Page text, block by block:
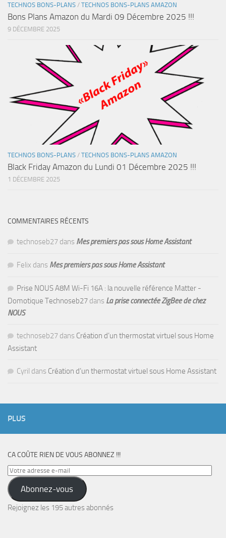
TECHNOS BONS-PLANS / TECHNOS BONS-PLANS AMAZON
Bons Plans Amazon du Mardi 09 Décembre 2025 !!!
9 DÉCEMBRE 2025
TECHNOS BONS-PLANS / TECHNOS BONS-PLANS AMAZON
Black Friday Amazon du Lundi 01 Décembre 2025 !!!
1 DÉCEMBRE 2025
COMMENTAIRES RÉCENTS
technoseb27 dans Mes premiers pas sous Home Assistant
Felix dans Mes premiers pas sous Home Assistant
Prise NOUS A8M Wi-Fi 16A : la nouvelle référence Matter -
Domotique Technoseb27 dans La prise connectée ZigBee de chez
NOUS
technoseb27 dans Création d’un thermostat virtuel sous Home
Assistant
Cyril dans Création d’un thermostat virtuel sous Home Assistant
PLUS
CA COÛTE RIEN DE VOUS ABONNEZ !!!
Votre
adresse
e-
mail
Abonnez-vous
Rejoignez les 195 autres abonnés